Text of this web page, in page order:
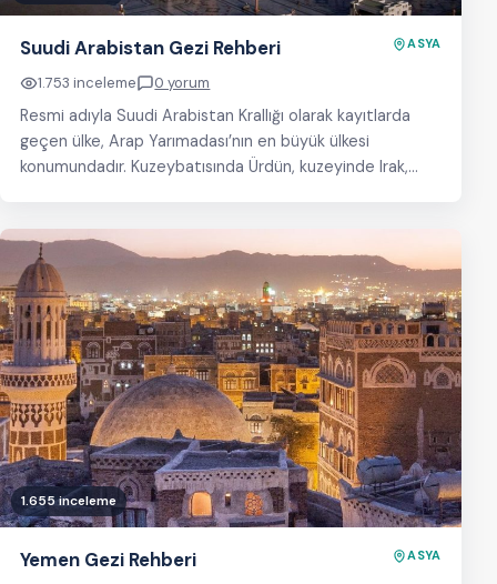
Suudi Arabistan Gezi Rehberi ASYA
1.753 inceleme 0 yorum
Resmi adıyla Suudi Arabistan Krallığı olarak kayıtlarda
geçen ülke, Arap Yarımadası’nın en büyük ülkesi
konumundadır. Kuzeybatısında Ürdün, kuzeyinde Irak,
1.655 inceleme
Yemen Gezi Rehberi ASYA